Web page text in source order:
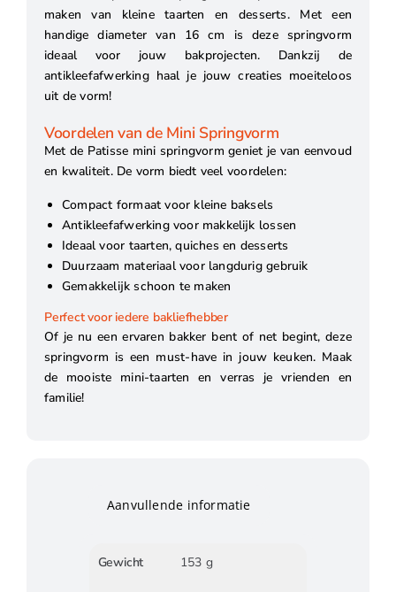
maken van kleine taarten en desserts. Met een
handige diameter van 16 cm is deze springvorm
ideaal voor jouw bakprojecten. Dankzij de
antikleefafwerking haal je jouw creaties moeiteloos
uit de vorm!
Voordelen van de Mini Springvorm
Met de Patisse mini springvorm geniet je van eenvoud
en kwaliteit. De vorm biedt veel voordelen:
Compact formaat voor kleine baksels
Antikleefafwerking voor makkelijk lossen
Ideaal voor taarten, quiches en desserts
Duurzaam materiaal voor langdurig gebruik
Gemakkelijk schoon te maken
Perfect voor iedere bakliefhebber
Of je nu een ervaren bakker bent of net begint, deze
springvorm is een must-have in jouw keuken. Maak
de mooiste mini-taarten en verras je vrienden en
familie!
Aanvullende informatie
Gewicht 153 g